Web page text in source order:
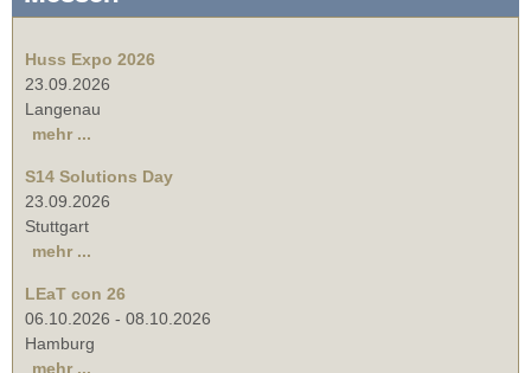
Huss Expo 2026
23.09.2026
Langenau
mehr ...
S14 Solutions Day
23.09.2026
Stuttgart
mehr ...
LEaT con 26
06.10.2026 - 08.10.2026
Hamburg
mehr ...